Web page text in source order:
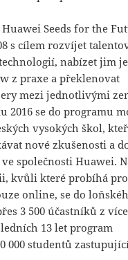
Seeds for the
s cílem rozvíjet
nabízet jim
z praxe a překlenovat
mezi jednotlivými
2016 se do programu
vysokých škol,
nové zkušenosti a
společnosti Huawei.
kvůli které probíhá
online, se do
3 500 účastníků z
13 let program
000 studentů